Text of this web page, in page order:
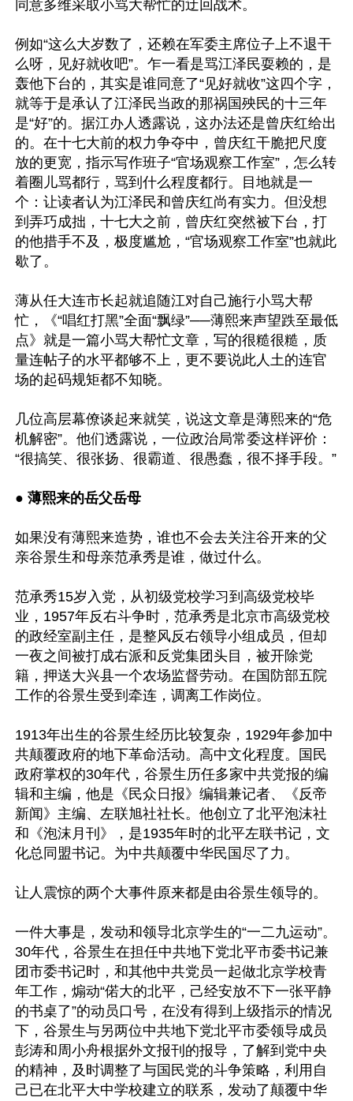
同意多维采取小骂大帮忙的迂回战术。
例如“这么大岁数了，还赖在军委主席位子上不退干
么呀，见好就收吧”。乍一看是骂江泽民耍赖的，是
轰他下台的，其实是谁同意了“见好就收”这四个字，
就等于是承认了江泽民当政的那祸国殃民的十三年
是“好”的。据江办人透露说，这办法还是曾庆红给出
的。在十七大前的权力争夺中，曾庆红干脆把尺度
放的更宽，指示写作班子“官场观察工作室”，怎么转
着圈儿骂都行，骂到什么程度都行。目地就是一
个：让读者认为江泽民和曾庆红尚有实力。但没想
到弄巧成拙，十七大之前，曾庆红突然被下台，打
的他措手不及，极度尴尬，“官场观察工作室”也就此
歇了。
薄从任大连市长起就追随江对自己施行小骂大帮
忙，《“唱红打黑”全面“飘绿”──薄熙来声望跌至最低
点》就是一篇小骂大帮忙文章，写的很糙很糙，质
量连帖子的水平都够不上，更不要说此人土的连官
场的起码规矩都不知晓。
几位高层幕僚谈起来就笑，说这文章是薄熙来的“危
机解密”。他们透露说，一位政治局常委这样评价：
“很搞笑、很张扬、很霸道、很愚蠢，很不择手段。”
● 薄熙来的岳父岳母
如果没有薄熙来造势，谁也不会去关注谷开来的父
亲谷景生和母亲范承秀是谁，做过什么。
范承秀15岁入党，从初级党校学习到高级党校毕
业，1957年反右斗争时，范承秀是北京市高级党校
的政经室副主任，是整风反右领导小组成员，但却
一夜之间被打成右派和反党集团头目，被开除党
籍，押送大兴县一个农场监督劳动。在国防部五院
工作的谷景生受到牵连，调离工作岗位。
1913年出生的谷景生经历比较复杂，1929年参加中
共颠覆政府的地下革命活动。高中文化程度。国民
政府掌权的30年代，谷景生历任多家中共党报的编
辑和主编，他是《民众日报》编辑兼记者、《反帝
新闻》主编、左联旭社社长。他创立了北平泡沫社
和《泡沫月刊》，是1935年时的北平左联书记，文
化总同盟书记。为中共颠覆中华民国尽了力。
让人震惊的两个大事件原来都是由谷景生领导的。
一件大事是，发动和领导北京学生的“一二九运动”。
30年代，谷景生在担任中共地下党北平市委书记兼
团市委书记时，和其他中共党员一起做北京学校青
年工作，煽动“偌大的北平，己经安放不下一张平静
的书桌了”的动员口号，在没有得到上级指示的情况
下，谷景生与另两位中共地下党北平市委领导成员
彭涛和周小舟根据外文报刊的报导，了解到党中央
的精神，及时调整了与国民党的斗争策略，利用自
己已在北平大中学校建立的联系，发动了颠覆中华